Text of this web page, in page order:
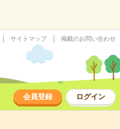
サイトマップ 掲載のお問い合わせ
会員登録 ログイン